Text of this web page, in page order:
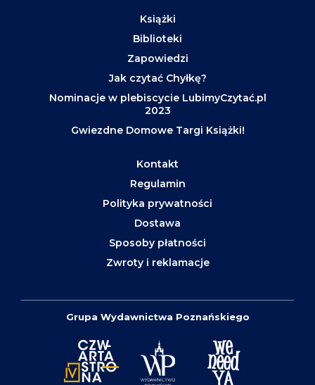
Książki
Biblioteki
Zapowiedzi
Jak czytać Chyłkę?
Nominacje w plebiscycie LubimyCzytać.pl
2023
Gwiezdne Domowe Targi Książki!
Kontakt
Regulamin
Polityka prywatności
Dostawa
Sposoby płatności
Zwroty i reklamacje
Grupa Wydawnictwa Poznańskiego